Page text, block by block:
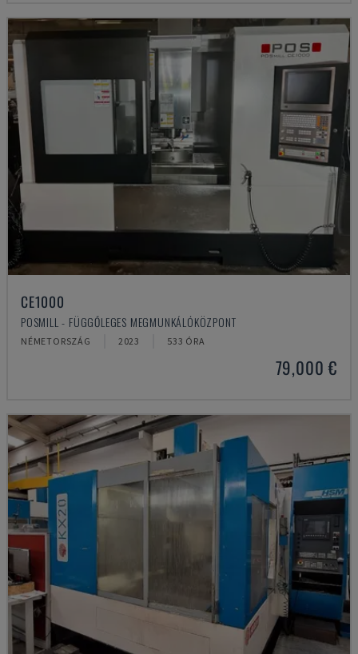
CE1000
POSMILL - FÜGGŐLEGES MEGMUNKÁLÓKÖZPONT
NÉMETORSZÁG 2023 533 ÓRA
79,000 €